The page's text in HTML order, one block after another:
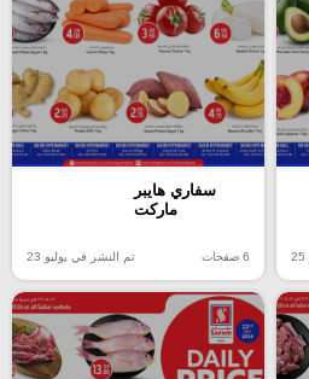
سفاري هايبر
ماركت
6 صفحات تم النشر في يوليو 23